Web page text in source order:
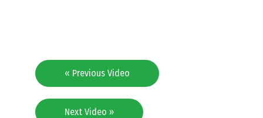
« Previous Video
Next Video »